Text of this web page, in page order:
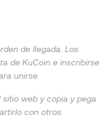
de llegada. Los
de KuCoin e inscribirse
unirse.
sitio web y copia y pega
con otros.